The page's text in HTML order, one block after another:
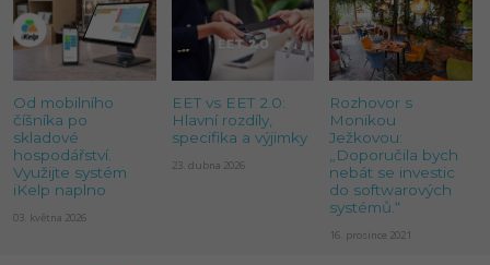
Od mobilního
číšníka po
skladové
hospodářství.
Využijte systém
iKelp naplno
03. května 2026
EET vs EET 2.0:
Hlavní rozdíly,
specifika a výjimky
23. dubna 2026
Rozhovor s
Monikou
Ježkovou:
„Doporučila bych
nebát se investic
do softwarových
systémů.“
16. prosince 2021